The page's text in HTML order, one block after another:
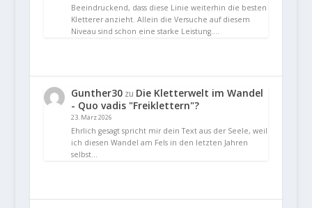
Beeindruckend, dass diese Linie weiterhin die besten
Kletterer anzieht. Allein die Versuche auf diesem
Niveau sind schon eine starke Leistung.…
Gunther30zu Die Kletterwelt im Wandel
- Quo vadis "Freiklettern"?
23. März 2026
Ehrlich gesagt spricht mir dein Text aus der Seele, weil
ich diesen Wandel am Fels in den letzten Jahren
selbst…